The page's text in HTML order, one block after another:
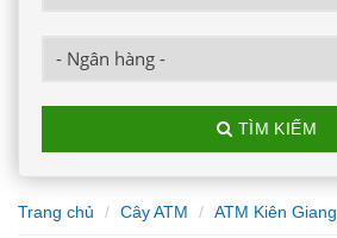
TÌM KIẾM
Trang chủ Cây ATM ATM Kiên Giang